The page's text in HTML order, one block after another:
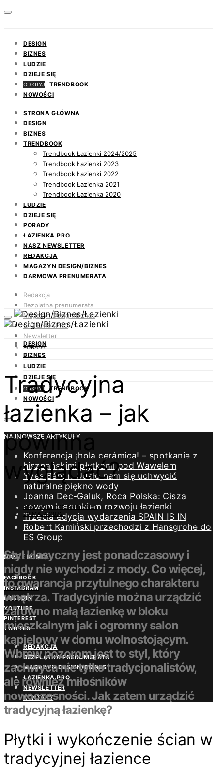
DESIGN
BIZNES
LUDZIE
DZIEJE SIĘ
ODKRYJ
TRENDBOOK
NOWOŚCI
STRONA GŁÓWNA
DESIGN
BIZNES
TRENDBOOK
Trendbook Łazienki 2024/2025
Trendbook Łazienki 2023
Trendbook Łazienki 2022
Trendbook Łazienka 2021
Trendbook Łazienka 2020
LUDZIE
DZIEJE SIĘ
PORADY
ŁAZIENKA.PRO
NASZ NEWSLETTER
REDAKCJA
MAGAZYN DESIGN/BIZNES
DARMOWA PRENUMERATA
Redakcja
Bezpłatna prenumerata
Magazyn Design/Biznes
ŁAZIENKA.PRO
Newsletter
Kontakt
DESIGN
BIZNES
LUDZIE
DZIEJE SIĘ
ODKRYJ TRENDBOOK
NOWOŚCI
NAJNOWSZE ARTYKUŁY
Konferencja ¡hola cerámica! – spotkanie z
hiszpańskimi płytkami pod Wawelem
Yves Béhar: Udało nam się uchwycić
naturalne piękno wody
Joanna Dec-Galuk, Roca Polska: Cisza
nowym kierunkiem rozwoju łazienki
Trzecia edycja wydarzenia SPAIN IS IN
Robert Kamiński przechodzi z Hansgrohe do
ES Group
NASZE KONTA
FACEBOOK
INSTAGRAM
LINKEDIN
YOUTUBE
PINTEREST
TWITTER
REDAKCJA
BEZPŁATNA PRENUMERATA
MAGAZYN DESIGN/BIZNES
ŁAZIENKA.PRO
NEWSLETTER
KONTAKT
PORADY
Tradycyjna
łazienka – jak
powinna
wyglądać?
REDAKCJA DESIGN/BIZNES
30 MAJA 2022
Styl klasyczny jest ponadczasowy i
nigdy nie wychodzi z mody. Co więcej,
to gwarancja przytulnego charakteru
wnętrza. Tradycyjnie można urządzić
zarówno małą łazienkę w bloku
mieszkalnym jak i ogromny salon
kąpielowy w domu wolnostojącym.
Wbrew pozorom jest to styl, który
zachwyca nie tylko tradycjonalistów,
ale również miłośników
nowoczesności. Jak zatem urządzić
tradycyjną łazienkę?
Płytki i wykończenie ścian w
tradycyjnej łazience